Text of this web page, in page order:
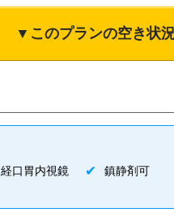
▼このプランの空き状
経口胃内視鏡 鎮静剤可